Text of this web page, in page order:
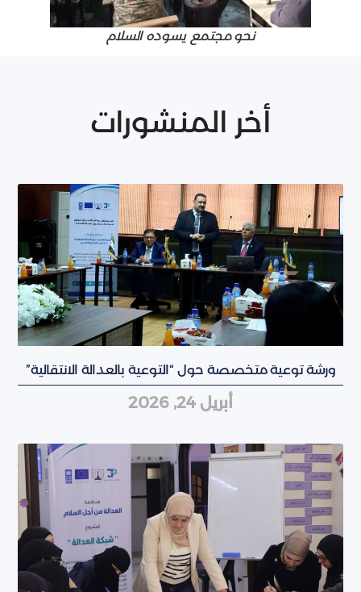
نحو مجتمع يسوده السلام
أخر المنشورات
ورشة توعية متخصصة حول “التوعية بالعدالة الانتقالية”
أبريل 24, 2026